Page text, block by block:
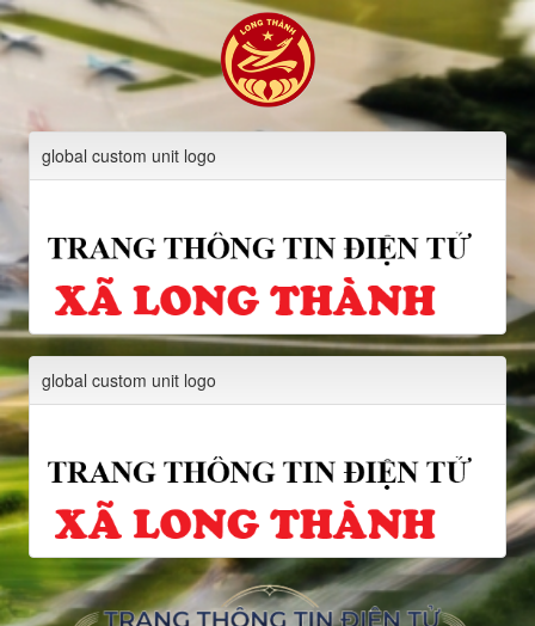
global custom unit logo
global custom unit logo